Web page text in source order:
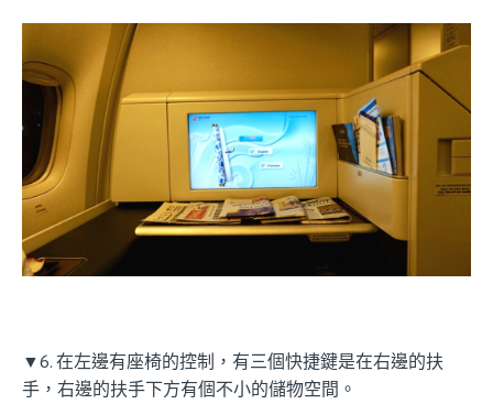
▼6. 在左邊有座椅的控制，有三個快捷鍵是在右邊的扶
手，右邊的扶手下方有個不小的儲物空間。